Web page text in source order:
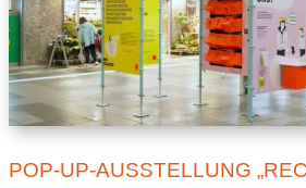
POP-UP-AUSSTELLUNG